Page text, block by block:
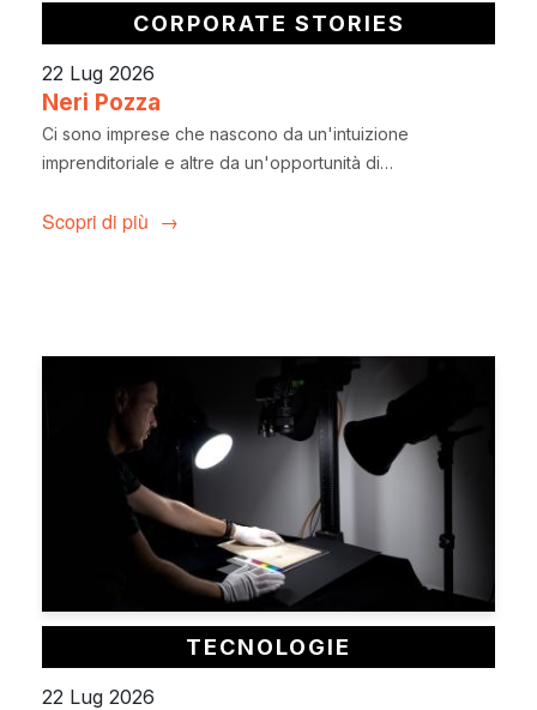
CORPORATE STORIES
22 Lug 2026
Neri Pozza
Ci sono imprese che nascono da un'intuizione
imprenditoriale e altre da un'opportunità di…
Scopri di più
TECNOLOGIE
22 Lug 2026